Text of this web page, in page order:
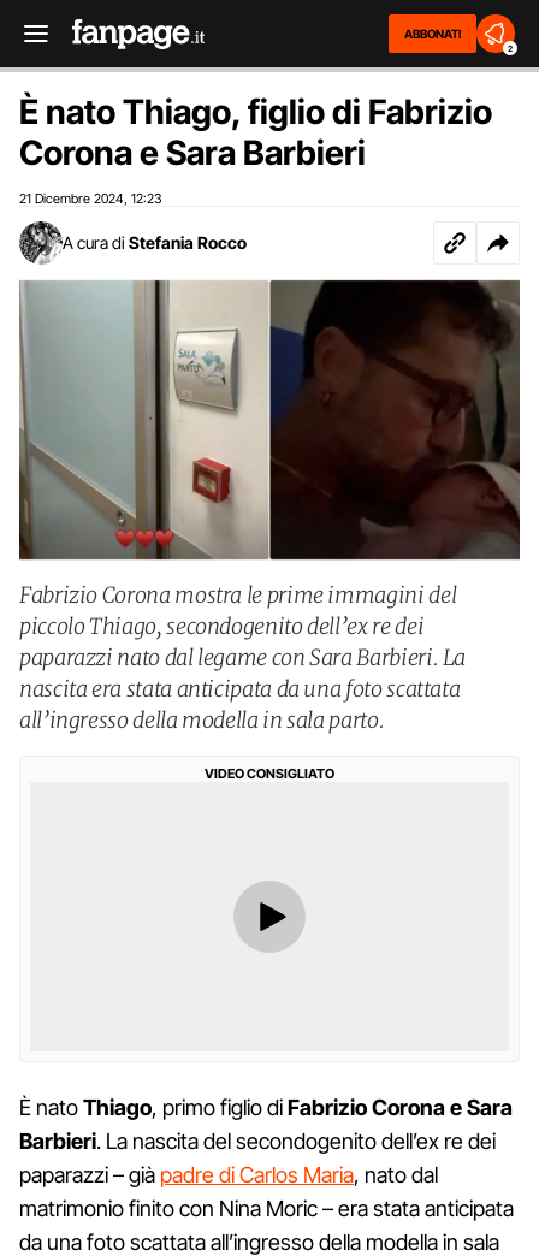
ABBONATI
2
È nato Thiago, figlio di Fabrizio
Corona e Sara Barbieri
21 Dicembre 2024 12:23
A cura di Stefania Rocco
Fabrizio Corona mostra le prime immagini del
piccolo Thiago, secondogenito dell’ex re dei
paparazzi nato dal legame con Sara Barbieri. La
nascita era stata anticipata da una foto scattata
all’ingresso della modella in sala parto.
VIDEO CONSIGLIATO
È natoThiago, primo figlio diFabrizio Corona e Sara
Barbieri. La nascita del secondogenito dell’ex re dei
paparazzi – già padre di Carlos Maria, nato dal
matrimonio finito con Nina Moric – era stata anticipata
da una foto scattata all’ingresso della modella in sala